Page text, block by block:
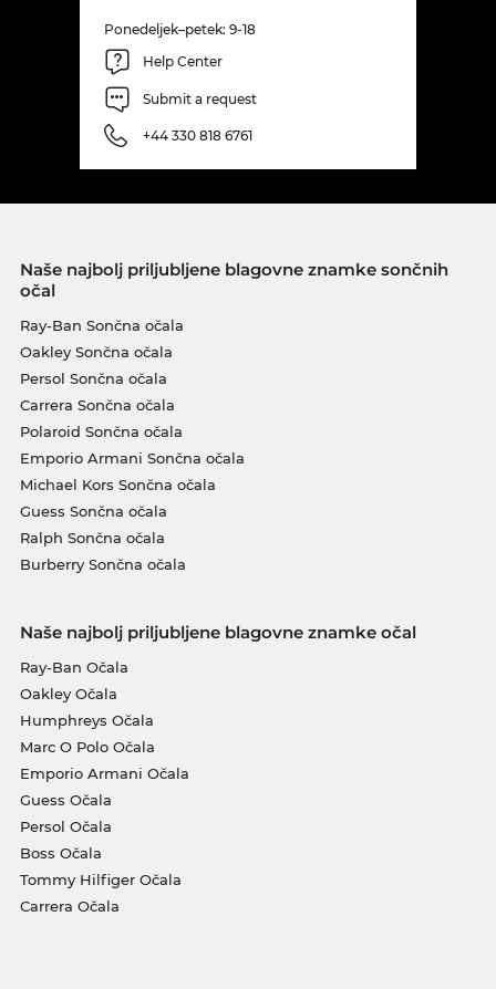
Ponedeljek–petek: 9-18
Help Center
Submit a request
+44 330 818 6761
Naše najbolj priljubljene blagovne znamke sončnih
očal
Ray-Ban Sončna očala
Oakley Sončna očala
Persol Sončna očala
Carrera Sončna očala
Polaroid Sončna očala
Emporio Armani Sončna očala
Michael Kors Sončna očala
Guess Sončna očala
Ralph Sončna očala
Burberry Sončna očala
Naše najbolj priljubljene blagovne znamke očal
Ray-Ban Očala
Oakley Očala
Humphreys Očala
Marc O Polo Očala
Emporio Armani Očala
Guess Očala
Persol Očala
Boss Očala
Tommy Hilfiger Očala
Carrera Očala